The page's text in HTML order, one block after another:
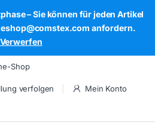
– Sie können für jeden Artikel
anfordern.
Verwerfen
Shop
verfolgen Mein Konto